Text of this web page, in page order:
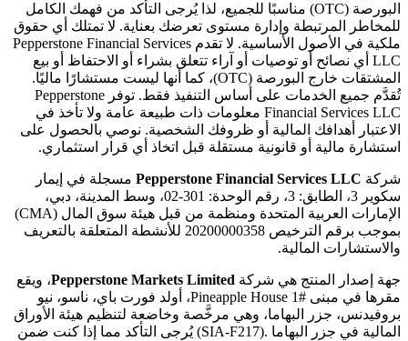
البورصة (OTC) مناسبًا للجميع، لذا يُرجى التأكد من فهمك الكامل
للمخاطر المرتبطة وإدارة مستوى تعرضك بعناية. لا تمتلك أي حقوق
ملكية في الأصول الأساسية. لا تقدم Pepperstone Financial Services
LLC أي نصائح أو توصيات أو آراء تتعلق بشراء أو الاحتفاظ أو بيع
المشتقات خارج البورصة (OTC)، كما أنها ليست مستشارًا ماليًا.
تُقدَّم جميع الخدمات على أساس التنفيذ فقط. توفر Pepperstone
Financial Services LLC معلومات ذات طبيعة عامة ولا تأخذ في
الاعتبار أهدافك المالية أو ظروفك الشخصية. نوصي بالحصول على
استشارة مالية أو قانونية مستقلة قبل اتخاذ أي قرار استثماري.
شركة Pepperstone Financial Services LLC مسجلة في إيمار
سكوير 3، الطابق: 3، رقم الوحدة: 301-02، وسط المدينة، دبي،
الإمارات العربية المتحدة ومنظمة من قبل هيئة سوق المال (CMA)
بموجب برقم الترخيص 20200000358 للأنشطة المتعلقة بالتعريف
والاستشارات المالية.
جهة إصدار المنتج هي شركة
، ويقع
مقرها في مبنى #1 Pineapple House، أولد فورت باي، ناسو، نيو
بروفيدنس، جزر البهاما، وهي مرخَّصة وخاضعة لتنظيم هيئة الأوراق
المالية في جزر البهاما .(SIA-F217) يُرجى التأكد مما إذا كنت ضمن